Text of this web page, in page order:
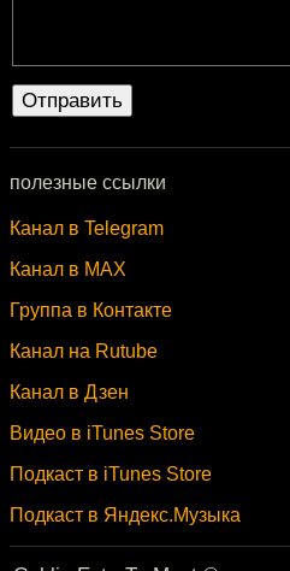
полезные ссылки
Канал в Telegram
Канал в MAX
Группа в Контакте
Канал на Rutube
Канал в Дзен
Видео в iTunes Store
Подкаст в iTunes Store
Подкаст в Яндекс.Музыка